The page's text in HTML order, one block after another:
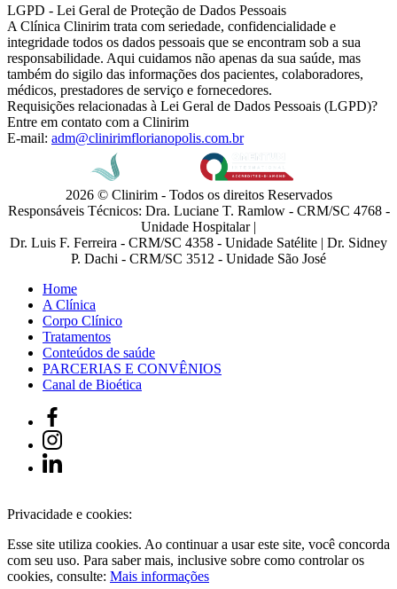
LGPD - Lei Geral de Proteção de Dados Pessoais
A Clínica Clinirim trata com seriedade, confidencialidade e
integridade todos os dados pessoais que se encontram sob a sua
responsabilidade. Aqui cuidamos não apenas da sua saúde, mas
também do sigilo das informações dos pacientes, colaboradores,
médicos, prestadores de serviço e fornecedores.
Requisições relacionadas à Lei Geral de Dados Pessoais (LGPD)?
Entre em contato com a Clinirim
E-mail: adm@clinirimflorianopolis.com.br
2026 © Clinirim - Todos os direitos Reservados
Responsáveis Técnicos: Dra. Luciane T. Ramlow - CRM/SC 4768 -
Unidade Hospitalar |
Dr. Luis F. Ferreira - CRM/SC 4358 - Unidade Satélite | Dr. Sidney
P. Dachi - CRM/SC 3512 - Unidade São José
Home
A Clínica
Corpo Clínico
Tratamentos
Conteúdos de saúde
PARCERIAS E CONVÊNIOS
Canal de Bioética
Privacidade e cookies:
Esse site utiliza cookies. Ao continuar a usar este site, você concorda
com seu uso. Para saber mais, inclusive sobre como controlar os
cookies, consulte: Mais informações